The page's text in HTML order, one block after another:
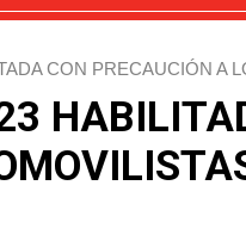
CON PRECAUCIÓN A